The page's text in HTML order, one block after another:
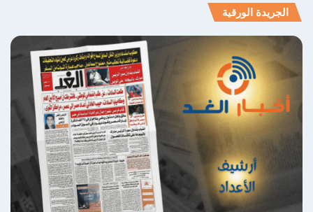
الجريدة الورقية